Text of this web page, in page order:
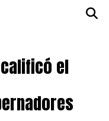
el